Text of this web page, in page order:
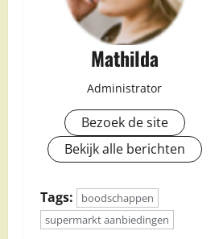
Mathilda
Administrator
Bezoek de site
Bekijk alle berichten
Tags:
boodschappen
supermarkt aanbiedingen